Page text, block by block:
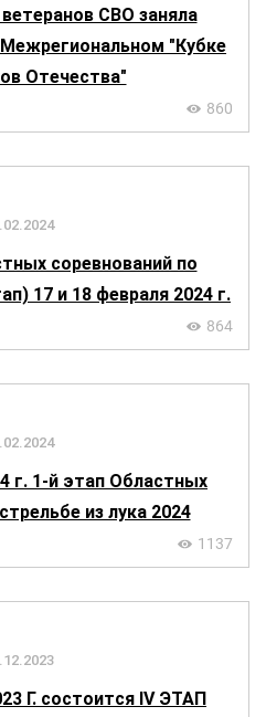
СВО заняла
"Кубке
Отечества"
860
соревнований по
17 и 18 февраля 2024 г.
864
г. 1-й этап Областных
из лука 2024
1137
Г. состоится IV ЭТАП